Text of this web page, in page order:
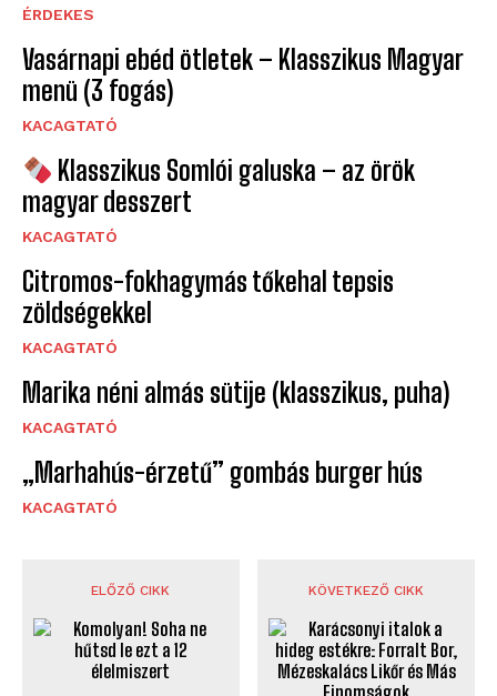
ÉRDEKES
Vasárnapi ebéd ötletek – Klasszikus Magyar
menü (3 fogás)
KACAGTATÓ
Klasszikus Somlói galuska – az örök
magyar desszert
KACAGTATÓ
Citromos-fokhagymás tőkehal tepsis
zöldségekkel
KACAGTATÓ
Marika néni almás sütije (klasszikus, puha)
KACAGTATÓ
„Marhahús-érzetű” gombás burger hús
KACAGTATÓ
ELŐZŐ CIKK KÖVETKEZŐ CIKK